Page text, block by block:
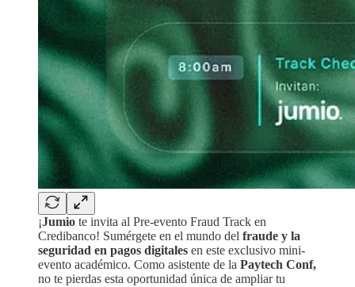
¡Jumio te invita al Pre-evento Fraud Track en
Credibanco! Sumérgete en el mundo del fraude y la
seguridad en pagos digitales en este exclusivo mini-
evento académico. Como asistente de la Paytech Conf,
no te pierdas esta oportunidad única de ampliar tu